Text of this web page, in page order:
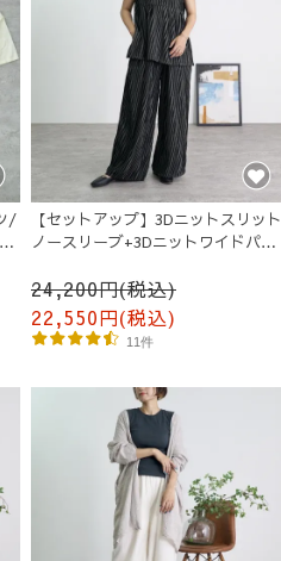
/
【セットアップ】3Dニットスリット
ノースリーブ+3Dニットワイドパン
24,200円(税込)
22,550円(税込)
11件